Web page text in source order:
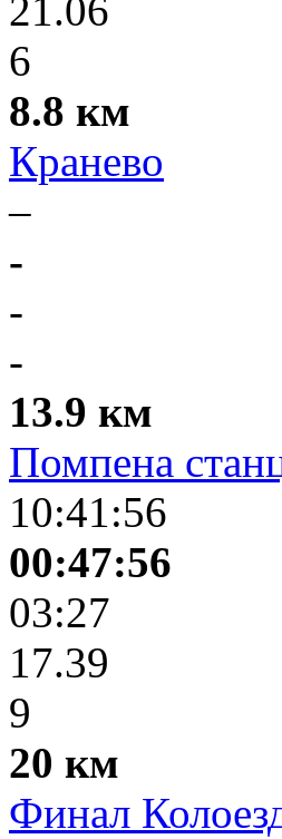
21.06
6
8.8 км
Кранево
–
-
-
-
13.9 км
Помпена
10:41:56
00:47:56
03:27
17.39
9
20 км
Финал